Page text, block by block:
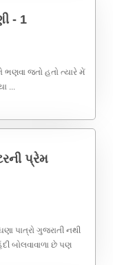
- 1
જતો હતો ત્યારે મેં
...
પ્રેમ
પાત્રો ગુજરાતી નથી
બોલવાવાળા છે પણ